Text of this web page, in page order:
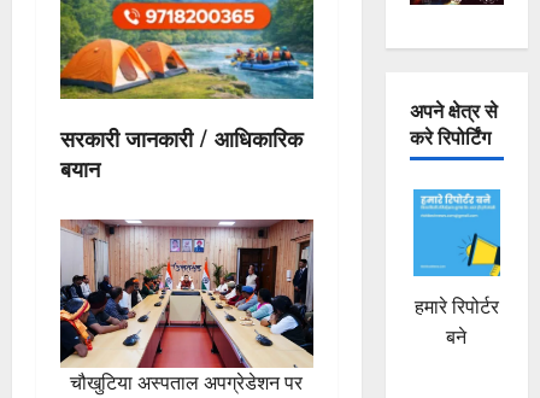
सरकारी जानकारी / आधिकारिक
बयान
चौखुटिया अस्पताल अपग्रेडेशन पर
अपने क्षेत्र से
करे रिपोर्टिंग
हमारे रिपोर्टर
बने